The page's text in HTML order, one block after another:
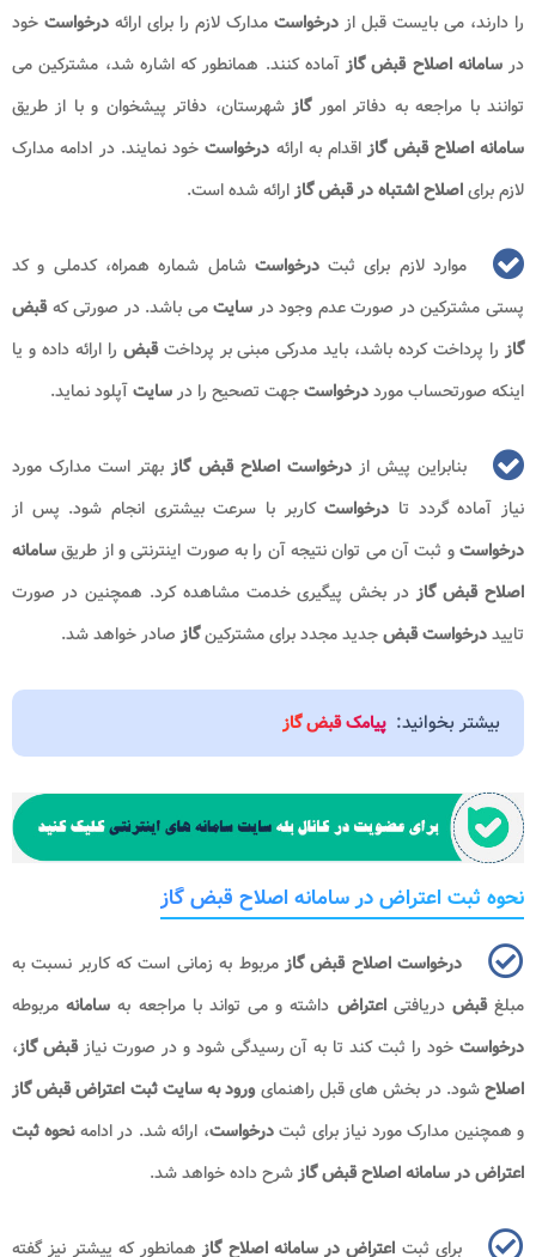
را دارند، می بایست قبل از درخواست مدارک لازم را برای ارائه درخواست خود
درسامانه اصلاح قبض گازآماده کنند. همانطور که اشاره شد، مشترکین می
توانند با مراجعه به دفاتر امورگازشهرستان، دفاتر پیشخوان و با از طریق
سامانه اصلاح قبض گازاقدام به ارائه درخواست خود نمایند. در ادامه مدارک
لازم برایاصلاح اشتباه در قبض گازارائه شده است.
موارد لازم برای ثبتدرخواستشامل شماره همراه، کدملی و کد
پستی مشترکین در صورت عدم وجود در سایتمی باشد. در صورتی کهقبض
گازرا پرداخت کرده باشد، باید مدرکی مبنی بر پرداختقبض را ارائه داده و یا
اینکه صورتحساب مورددرخواستجهت تصحیح را درسایتآپلود نماید.
بنابراین پیش ازدرخواست اصلاح قبض گاز بهتر است مدارک مورد
نیاز آماده گردد تا درخواستکاربر با سرعت بیشتری انجام شود. پس از
درخواستو ثبت آن می توان نتیجه آن را به صورت اینترنتی و از طریقسامانه
اصلاح قبض گازدر بخش پیگیری خدمت مشاهده کرد. همچنین در صورت
تاییددرخواست قبضجدید مجدد برای مشترکینگازصادر خواهد شد.
بیشتر بخوانید: پیامک قبض گاز
نحوه ثبت اعتراض در سامانه اصلاح قبض گاز
درخواست اصلاح قبض گازمربوط به زمانی است که کاربر نسبت به
مبلغقبضدریافتیاعتراض داشته و می تواند با مراجعه به سامانه مربوطه
درخواست خود را ثبت کند تا به آن رسیدگی شود و در صورت نیازقبض گاز،
اصلاحشود. در بخش های قبل راهنمای ورود به سایت ثبت اعتراضقبض گاز
و همچنین مدارک مورد نیاز برای ثبتدرخواست، ارائه شد. در ادامهنحوه ثبت
اعتراض در سامانه اصلاح قبض گازشرح داده خواهد شد.
برای ثبت اعتراض در سامانه اصلاح گازهمانطور که پیشتر نیز گفته